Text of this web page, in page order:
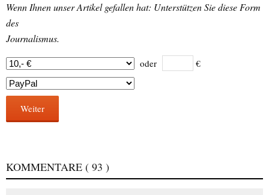
Wenn Ihnen unser Artikel gefallen hat: Unterstützen Sie diese Form
des
Journalismus.
oder €
Weiter
KOMMENTARE ( 93 )